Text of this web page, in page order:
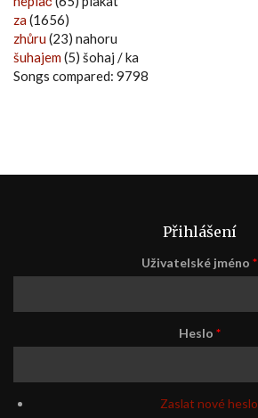
za(1656)
zhůru(23) nahoru
šuhajem(5) šohaj / ka
Songs compared: 9798
Přihlášení
Uživatelské jméno *
Heslo *
Zaslat nové heslo